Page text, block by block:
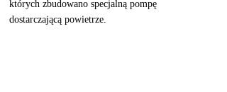
których zbudowano specjalną pompę
dostarczającą powietrze.